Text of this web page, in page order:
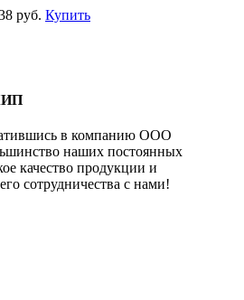
руб. Купить
в компанию ООО
наших постоянных
качество продукции и
сотрудничества с нами!